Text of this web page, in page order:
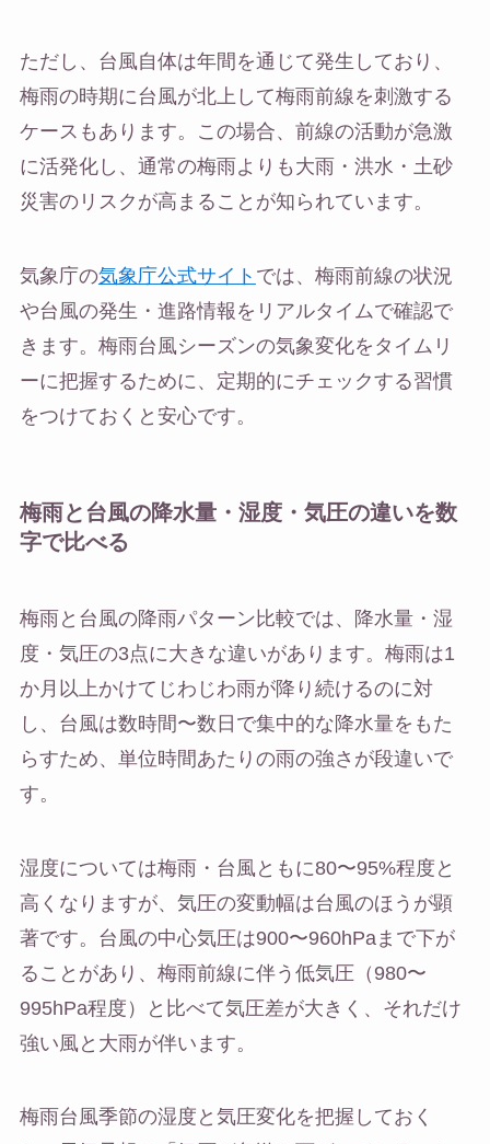
ただし、台風自体は年間を通じて発生しており、
梅雨の時期に台風が北上して梅雨前線を刺激する
ケースもあります。この場合、前線の活動が急激
に活発化し、通常の梅雨よりも大雨・洪水・土砂
災害のリスクが高まることが知られています。
気象庁の気象庁公式サイト では、梅雨前線の状況
や台風の発生・進路情報をリアルタイムで確認で
きます。梅雨台風シーズンの気象変化をタイムリ
ーに把握するために、定期的にチェックする習慣
をつけておくと安心です。
梅雨と台風の降水量・湿度・気圧の違いを数
字で比べる
梅雨と台風の降雨パターン比較では、降水量・湿
度・気圧の3点に大きな違いがあります。梅雨は1
か月以上かけてじわじわ雨が降り続けるのに対
し、台風は数時間〜数日で集中的な降水量をもた
らすため、単位時間あたりの雨の強さが段違いで
す。
湿度については梅雨・台風ともに80〜95%程度と
高くなりますが、気圧の変動幅は台風のほうが顕
著です。台風の中心気圧は900〜960hPaまで下が
ることがあり、梅雨前線に伴う低気圧（980〜
995hPa程度）と比べて気圧差が大きく、それだけ
強い風と大雨が伴います。
梅雨台風季節の湿度と気圧変化を把握しておく